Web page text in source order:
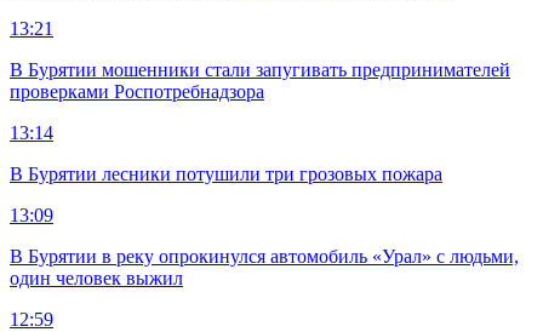
13:21
В Бурятии мошенники стали запугивать предпринимателей
проверками Роспотребнадзора
13:14
В Бурятии лесники потушили три грозовых пожара
13:09
В Бурятии в реку опрокинулся автомобиль «Урал» с людьми,
один человек выжил
12:59